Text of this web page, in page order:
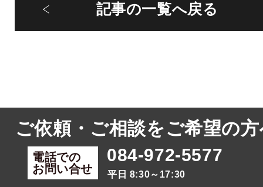
記事の一覧へ戻る
ご依頼・ご相談をご希望の
電話での
お問い合せ
084-972-5577
平日 8:30～17:30